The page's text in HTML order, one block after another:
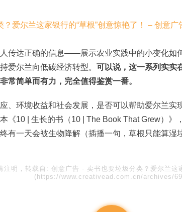
传达正确的信息——展示农业实践中的小变化如
爱尔兰向低碳经济转型。 可以说，这一系列实实
常简单而有力，完全值得鉴赏一番。
、环境收益和社会发展，是否可以帮助爱尔兰实
《10 | 生长的书（10 | The Book That Grew）》
有一天会被生物降解（插播一句，草根只能算湿
注明，转载自: 创意广告 - 卖书也要垃圾分类？爱尔兰这
(https://www.creativead.com.cn/archives/